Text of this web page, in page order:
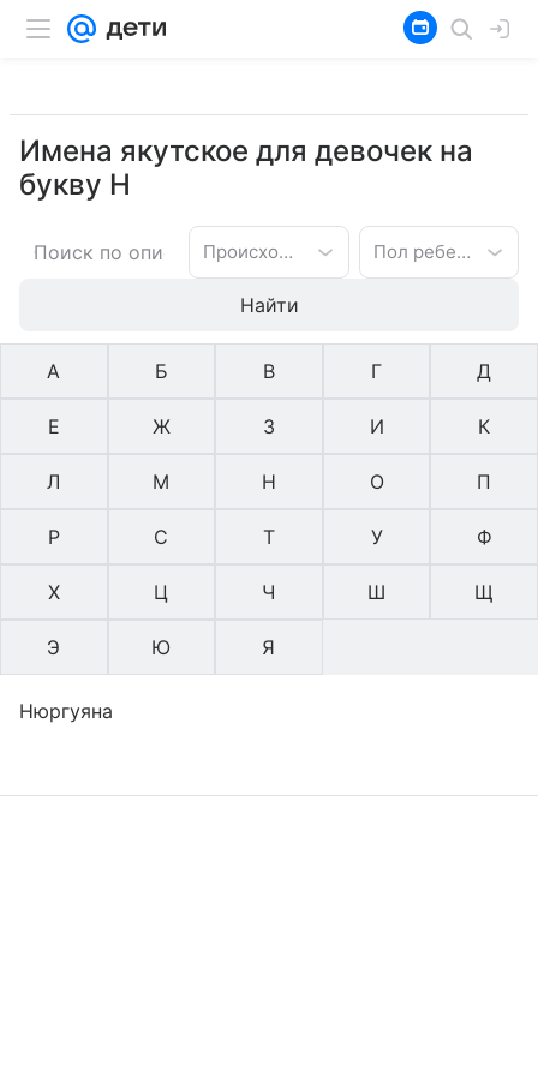
Имена якутское для девочек на
букву Н
Происхождение имени Пол ребенка
Найти
А Б В Г Д
Е Ж З И К
Л М Н О П
Р С Т У Ф
Х Ц Ч Ш Щ
Э Ю Я
Нюргуяна